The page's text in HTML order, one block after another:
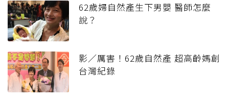
62歲婦自然產生下男嬰 醫師怎麼
說？
影／厲害！62歲自然產 超高齡媽創
台灣紀錄